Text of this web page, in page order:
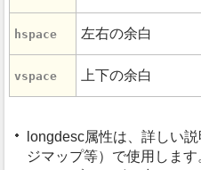
hspace 左右の余白
vspace 上下の余白
longdesc属性は、詳しい
ジマップ等）で使用しま